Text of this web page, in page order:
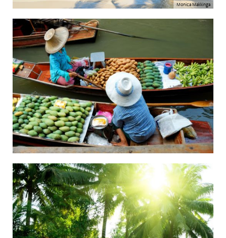
Monica Makkinga